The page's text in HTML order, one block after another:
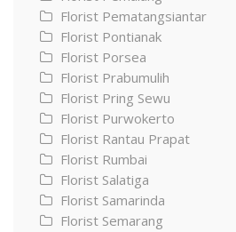
Florist Pematangsiantar
Florist Pontianak
Florist Porsea
Florist Prabumulih
Florist Pring Sewu
Florist Purwokerto
Florist Rantau Prapat
Florist Rumbai
Florist Salatiga
Florist Samarinda
Florist Semarang